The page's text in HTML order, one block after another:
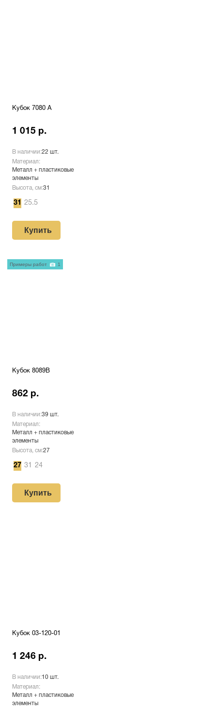
Кубок 7080 A
1 015 р.
В наличии:22 шт.
Материал:
Металл + пластиковые
элементы
Высота, см:31
31 25.5
Купить
Кубок 8089B
862 р.
В наличии:39 шт.
Материал:
Металл + пластиковые
элементы
Высота, см:27
27 31 24
Купить
Примеры работ 1
Кубок 03-120-01
1 246 р.
В наличии:10 шт.
Материал:
Металл + пластиковые
элементы